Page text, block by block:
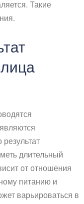
Такие
длительный
от отношения
питанию и
варьироваться в